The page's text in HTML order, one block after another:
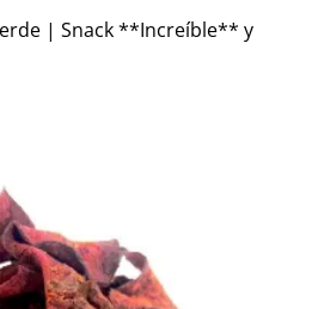
| Snack **Increíble** y